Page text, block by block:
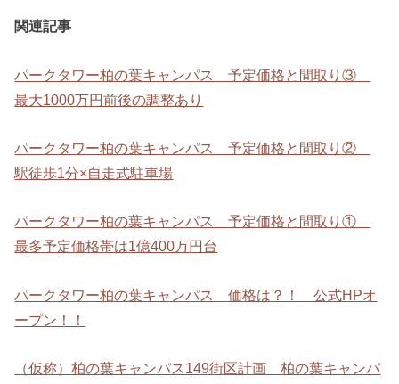
関連記事
パークタワー柏の葉キャンパス 予定価格と間取り③
最大1000万円前後の調整あり
パークタワー柏の葉キャンパス 予定価格と間取り②
駅徒歩1分×自走式駐車場
パークタワー柏の葉キャンパス 予定価格と間取り①
最多予定価格帯は1億400万円台
パークタワー柏の葉キャンパス 価格は？！ 公式HPオ
ープン！！
（仮称）柏の葉キャンパス149街区計画 柏の葉キャンパ